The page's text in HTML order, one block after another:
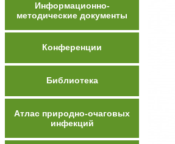
Информационно-
методические документы
Конференции
Библиотека
Атлас природно-очаговых
инфекций